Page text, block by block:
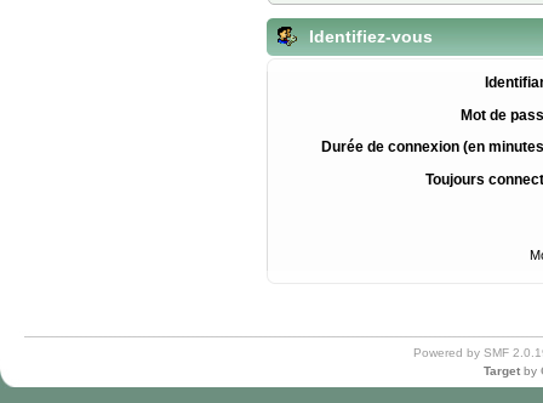
Identifiez-vous
Mot de
Durée de connexion (en
Toujours
Powered by SMF
Target by